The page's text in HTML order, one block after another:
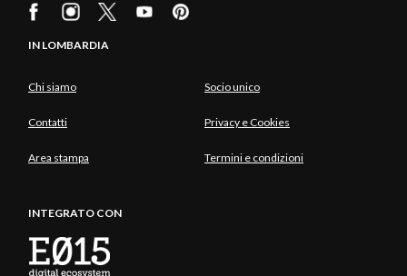
IN LOMBARDIA
Chi siamo Socio unico
Contatti Privacy e Cookies
Area stampa Termini e condizioni
INTEGRATO CON